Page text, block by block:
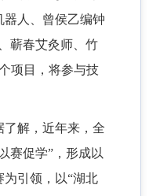
人、曾侯乙编钟
蕲春艾灸师、竹
项目，将参与技
解，近年来，全
赛促学”，形成以
引领，以“湖北